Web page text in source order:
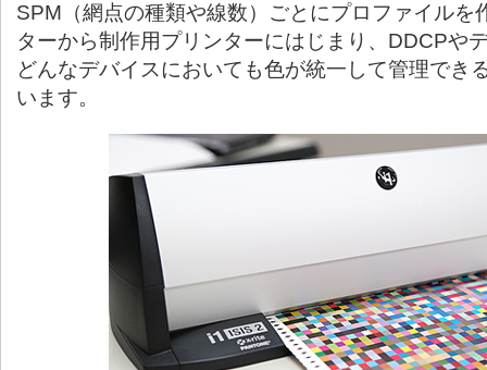
SPM（網点の種類や線数）ごとにプロファイルを
ターから制作用プリンターにはじまり、DDCPや
どんなデバイスにおいても色が統一して管理でき
います。